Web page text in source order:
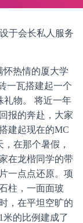
于会长私人服务
怀热情的厦大学
一瓦搭建起一个
礼物。 将近一年
报的奔赴，大家
建起现在的MC
在那个暑假，
在龙楷同学的带
一点点还原。项
柱，一面面玻
，在平坦空旷的
米的比例建成了